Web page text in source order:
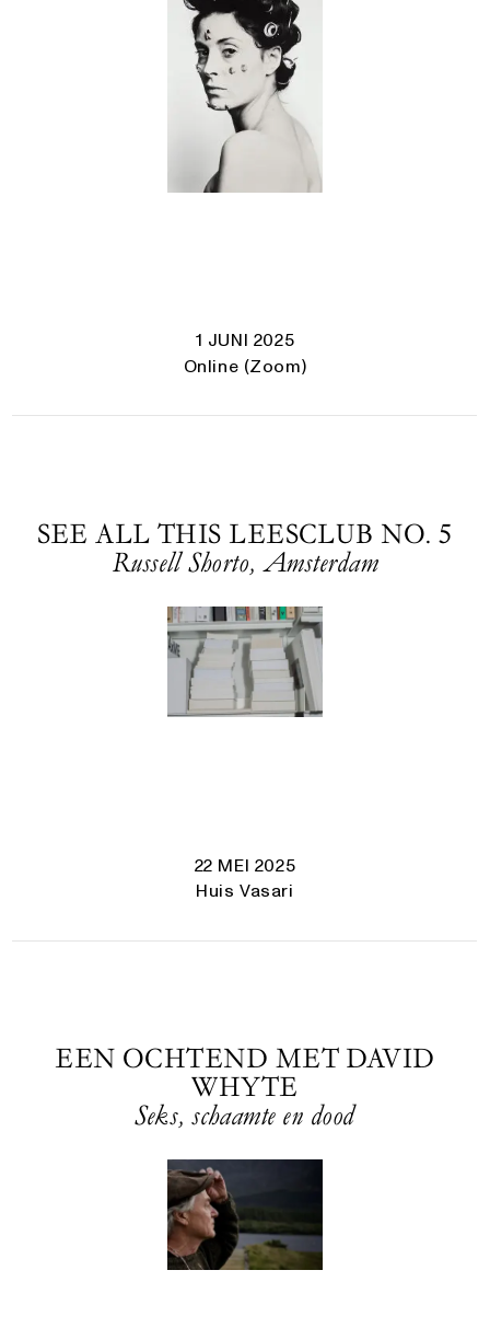
1 JUNI 2025
Online (Zoom)
SEE ALL THIS LEESCLUB NO. 5
Russell Shorto, Amsterdam
22 MEI 2025
Huis Vasari
EEN OCHTEND MET DAVID
WHYTE
Seks, schaamte en dood